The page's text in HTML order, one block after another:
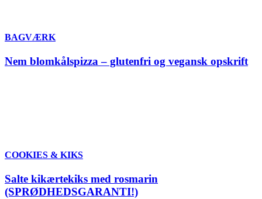
BAGVÆRK
Nem blomkålspizza – glutenfri og vegansk opskrift
COOKIES & KIKS
Salte kikærtekiks med rosmarin
(SPRØDHEDSGARANTI!)